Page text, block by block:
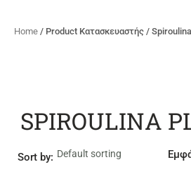
Home / Product Κατασκευαστής /
SPIROULINA
Sort by: